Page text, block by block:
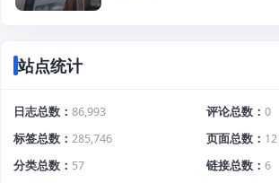
站点统计
日志总数 86,993 评论总数
0
标签总数
285,746 页面总数
12
分类总数
57 链接总数
6